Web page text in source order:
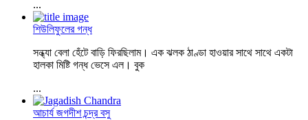
...
শিউলিফুলের গন্ধ
সন্ধ্যা বেলা হেঁটে বাড়ি ফিরছিলাম। এক ঝলক ঠাণ্ডা হাওয়ার সাথে সাথে একটা
হালকা মিষ্টি গন্ধ ভেসে এল। বুক
...
আচার্য জগদীশ চন্দ্র বসু